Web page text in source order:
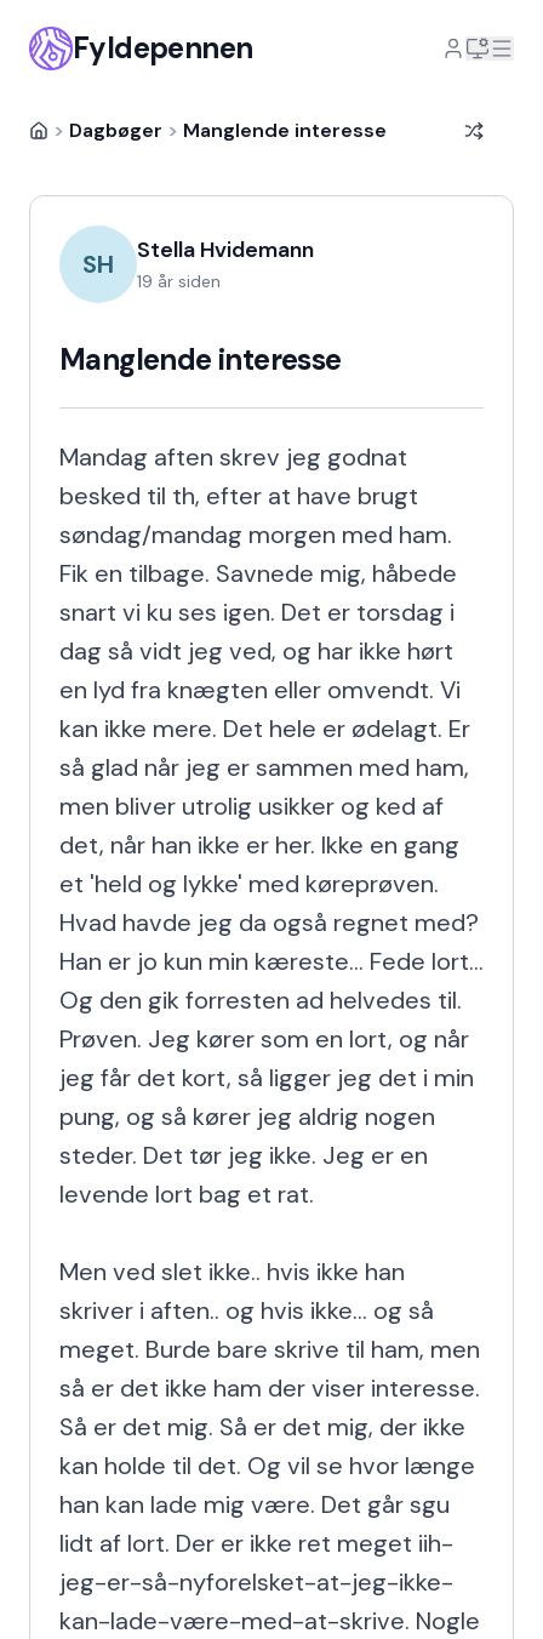
Fyldepennen
> Dagbøger > Manglende interesse
SH Stella Hvidemann
19 år siden
Manglende interesse
Mandag aften skrev jeg godnat
besked til th, efter at have brugt
søndag/mandag morgen med ham.
Fik en tilbage. Savnede mig, håbede
snart vi ku ses igen. Det er torsdag i
dag så vidt jeg ved, og har ikke hørt
en lyd fra knægten eller omvendt. Vi
kan ikke mere. Det hele er ødelagt. Er
så glad når jeg er sammen med ham,
men bliver utrolig usikker og ked af
det, når han ikke er her. Ikke en gang
et 'held og lykke' med køreprøven.
Hvad havde jeg da også regnet med?
Han er jo kun min kæreste... Fede lort...
Og den gik forresten ad helvedes til.
Prøven. Jeg kører som en lort, og når
jeg får det kort, så ligger jeg det i min
pung, og så kører jeg aldrig nogen
steder. Det tør jeg ikke. Jeg er en
levende lort bag et rat.
Men ved slet ikke.. hvis ikke han
skriver i aften.. og hvis ikke... og så
meget. Burde bare skrive til ham, men
så er det ikke ham der viser interesse.
Så er det mig. Så er det mig, der ikke
kan holde til det. Og vil se hvor længe
han kan lade mig være. Det går sgu
lidt af lort. Der er ikke ret meget iih-
jeg-er-så-nyforelsket-at-jeg-ikke-
kan-lade-være-med-at-skrive. Nogle